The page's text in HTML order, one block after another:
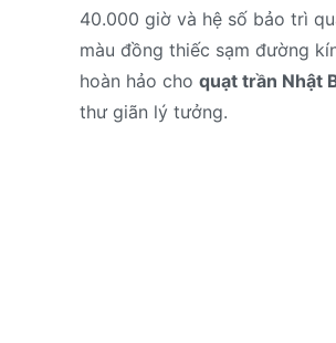
40.000 giờ và hệ số bảo trì
màu đồng thiếc sạm đường
hoàn hảo cho quạt trần Nhật
thư giãn lý tưởng.